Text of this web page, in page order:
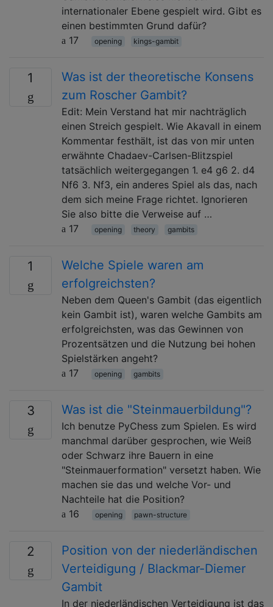
internationaler Ebene gespielt wird. Gibt es
einen bestimmten Grund dafür?
17
opening kings-gambit
1
Was ist der theoretische Konsens
zum Roscher Gambit?
Edit: Mein Verstand hat mir nachträglich
einen Streich gespielt. Wie Akavall in einem
Kommentar festhält, ist das von mir unten
erwähnte Chadaev-Carlsen-Blitzspiel
tatsächlich weitergegangen 1. e4 g6 2. d4
Nf6 3. Nf3, ein anderes Spiel als das, nach
dem sich meine Frage richtet. Ignorieren
Sie also bitte die Verweise auf …
17
opening theory gambits
1
Welche Spiele waren am
erfolgreichsten?
Neben dem Queen's Gambit (das eigentlich
kein Gambit ist), waren welche Gambits am
erfolgreichsten, was das Gewinnen von
Prozentsätzen und die Nutzung bei hohen
Spielstärken angeht?
17
opening gambits
3 Was ist die "Steinmauerbildung"?
Ich benutze PyChess zum Spielen. Es wird
manchmal darüber gesprochen, wie Weiß
oder Schwarz ihre Bauern in eine
"Steinmauerformation" versetzt haben. Wie
machen sie das und welche Vor- und
Nachteile hat die Position?
16
opening pawn-structure
2
Position von der niederländischen
Verteidigung / Blackmar-Diemer
Gambit
In der niederländischen Verteidigung ist das